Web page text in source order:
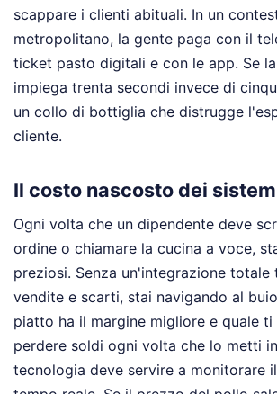
scappare i clienti abituali. In un
metropolitano, la gente paga con il
ticket pasto digitali e con le app. Se
impiega trenta secondi invece di
un collo di bottiglia che distrugge
cliente.
Il costo nascosto dei
Ogni volta che un dipendente deve
ordine o chiamare la cucina a voce,
preziosi. Senza un'integrazione totale
vendite e scarti, stai navigando al
piatto ha il margine migliore e quale
perdere soldi ogni volta che lo metti
tecnologia deve servire a monitorare